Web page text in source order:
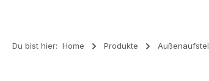
Du bist hier: Home Produkte